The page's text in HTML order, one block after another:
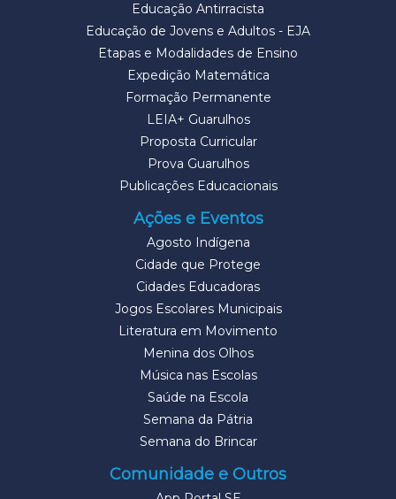
Educação Antirracista
Educação de Jovens e Adultos - EJA
Etapas e Modalidades de Ensino
Expedição Matemática
Formação Permanente
LEIA+ Guarulhos
Proposta Curricular
Prova Guarulhos
Publicações Educacionais
Ações e Eventos
Agosto Indígena
Cidade que Protege
Cidades Educadoras
Jogos Escolares Municipais
Literatura em Movimento
Menina dos Olhos
Música nas Escolas
Saúde na Escola
Semana da Pátria
Semana do Brincar
Comunidade e Outros